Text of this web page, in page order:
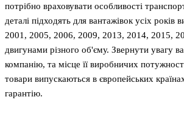
потрібно враховувати особливості
деталі підходять для вантажівок усіх років
2001, 2005, 2006, 2009, 2013, 2014, 2015,
двигунами різного об'єму. Звернути увагу
компанію, та місце її виробничих
товари випускаються в європейських
гарантію.